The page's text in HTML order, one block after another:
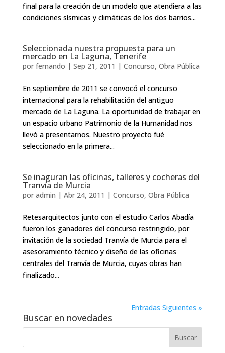
final para la creación de un modelo que atendiera a las
condiciones sísmicas y climáticas de los dos barrios...
Seleccionada nuestra propuesta para un
mercado en La Laguna, Tenerife
por fernando | Sep 21, 2011 | Concurso, Obra Pública
En septiembre de 2011 se convocó el concurso
internacional para la rehabilitación del antiguo
mercado de La Laguna. La oportunidad de trabajar en
un espacio urbano Patrimonio de la Humanidad nos
llevó a presentarnos. Nuestro proyecto fué
seleccionado en la primera...
Se inaguran las oficinas, talleres y cocheras del
Tranvía de Murcia
por admin | Abr 24, 2011 | Concurso, Obra Pública
Retesarquitectos junto con el estudio Carlos Abadía
fueron los ganadores del concurso restringido, por
invitación de la sociedad Tranvía de Murcia para el
asesoramiento técnico y diseño de las oficinas
centrales del Tranvía de Murcia, cuyas obras han
finalizado...
Entradas Siguientes »
Buscar en novedades